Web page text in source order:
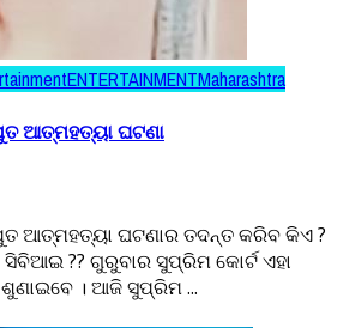
ENTERTAINMENTMaharashtra
ଆତ୍ମହତ୍ୟା ଘଟଣା
ଆତ୍ମହତ୍ୟା ଘଟଣାର ତଦନ୍ତ କରିବ କିଏ ?
?? ଗୁରୁବାର ସୁପ୍ରିମ କୋର୍ଟ ଏହା
। ଆଜି ସୁପ୍ରିମ ...